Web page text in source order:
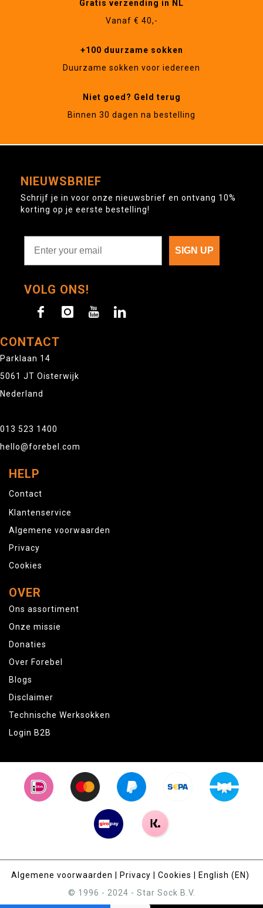
Gratis verzending in NL
Vanaf € 40,-
+100 duurzame sokken
Duurzame sokken voor iedereen
Niet goed? Geld terug
Binnen 30 dagen na bestelling
NIEUWSBRIEF
Schrijf je in voor onze nieuwsbrief en ontvang 10%
korting op je eerste bestelling!
SIGN UP
VOLG ONS!
CONTACT
Parklaan 14
5061 JT Oisterwijk
Nederland
013 523 1400
hello@forebel.com
HELP
Contact
Klantenservice
Algemene voorwaarden
Privacy
Cookies
OVER
Ons assortiment
Onze missie
Donaties
Over Forebel
Blogs
Disclaimer
Technische Werksokken
Login B2B
Algemene voorwaarden Privacy Cookies
English (EN)
© 1996 - 2024 - Star Sock B.V.